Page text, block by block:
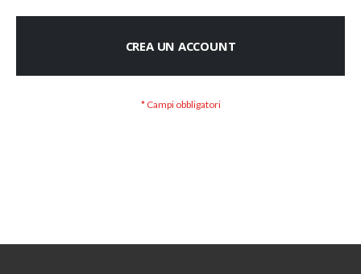
CREA UN ACCOUNT